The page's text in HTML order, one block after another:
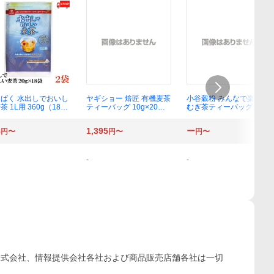
く 水出しでおいし
1L用 360g（18袋
ヤギショー 焙匠 有機麦茶
ティーバッグ 10g×20袋
小谷穀粉 みんなで楽しむ
むぎ茶ティーバッグ1L用
円〜 1,395円〜 ー円〜
- -
会社、情報提供会社各社および商品販売店舗各社は一切